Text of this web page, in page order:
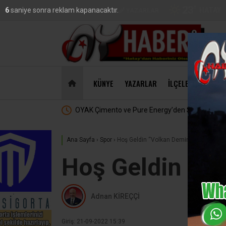
VİDEOGALERİ
47,18
KÜNYE YAZARLAR İLÇELER
ve Pure Energy’den Stratejik Ortaklık
Ana Sayfa › Spor › Hoş Geldin “Volkan Demirel”
Hoş Geldin
Adnan KİREÇÇİ
Giriş: 21-09-2022 15:39
4saniye sonra reklam kapanacaktır.